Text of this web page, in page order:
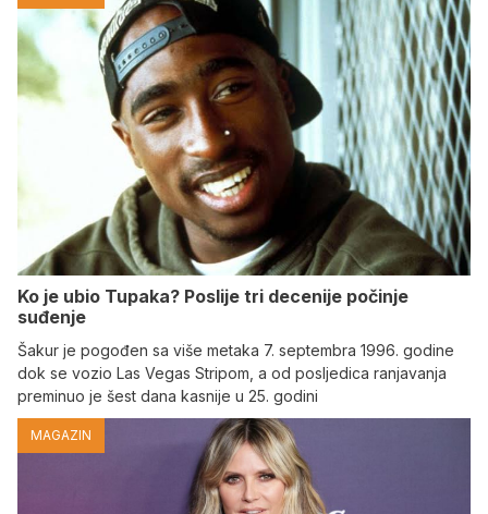
Ko je ubio Tupaka? Poslije tri decenije počinje
suđenje
Šakur je pogođen sa više metaka 7. septembra 1996. godine
dok se vozio Las Vegas Stripom, a od posljedica ranjavanja
preminuo je šest dana kasnije u 25. godini
MAGAZIN